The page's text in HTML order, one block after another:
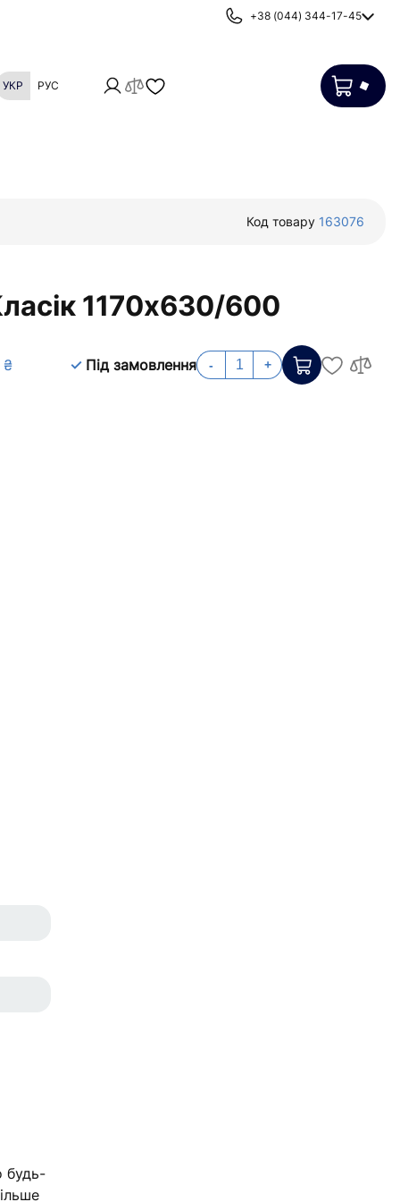
+38 (044) 344-17-45
УКР РУС
Код товару 163076
1170х630/600
₴ Під замовлення - +
будь-